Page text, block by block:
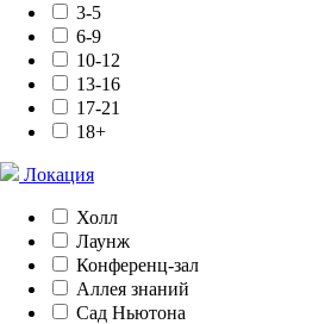
3-5
6-9
10-12
13-16
17-21
18+
Локация
Холл
Лаунж
Конференц-зал
Аллея знаний
Сад Ньютона